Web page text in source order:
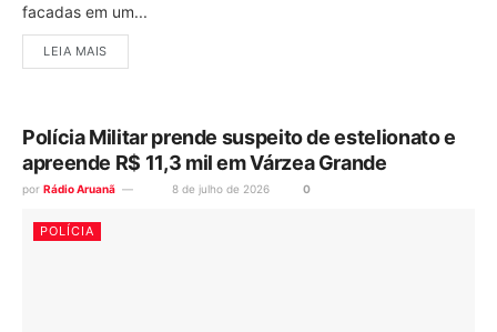
facadas em um...
LEIA MAIS
Polícia Militar prende suspeito de estelionato e
apreende R$ 11,3 mil em Várzea Grande
por Rádio Aruanã 8 de julho de 2026 0
POLÍCIA